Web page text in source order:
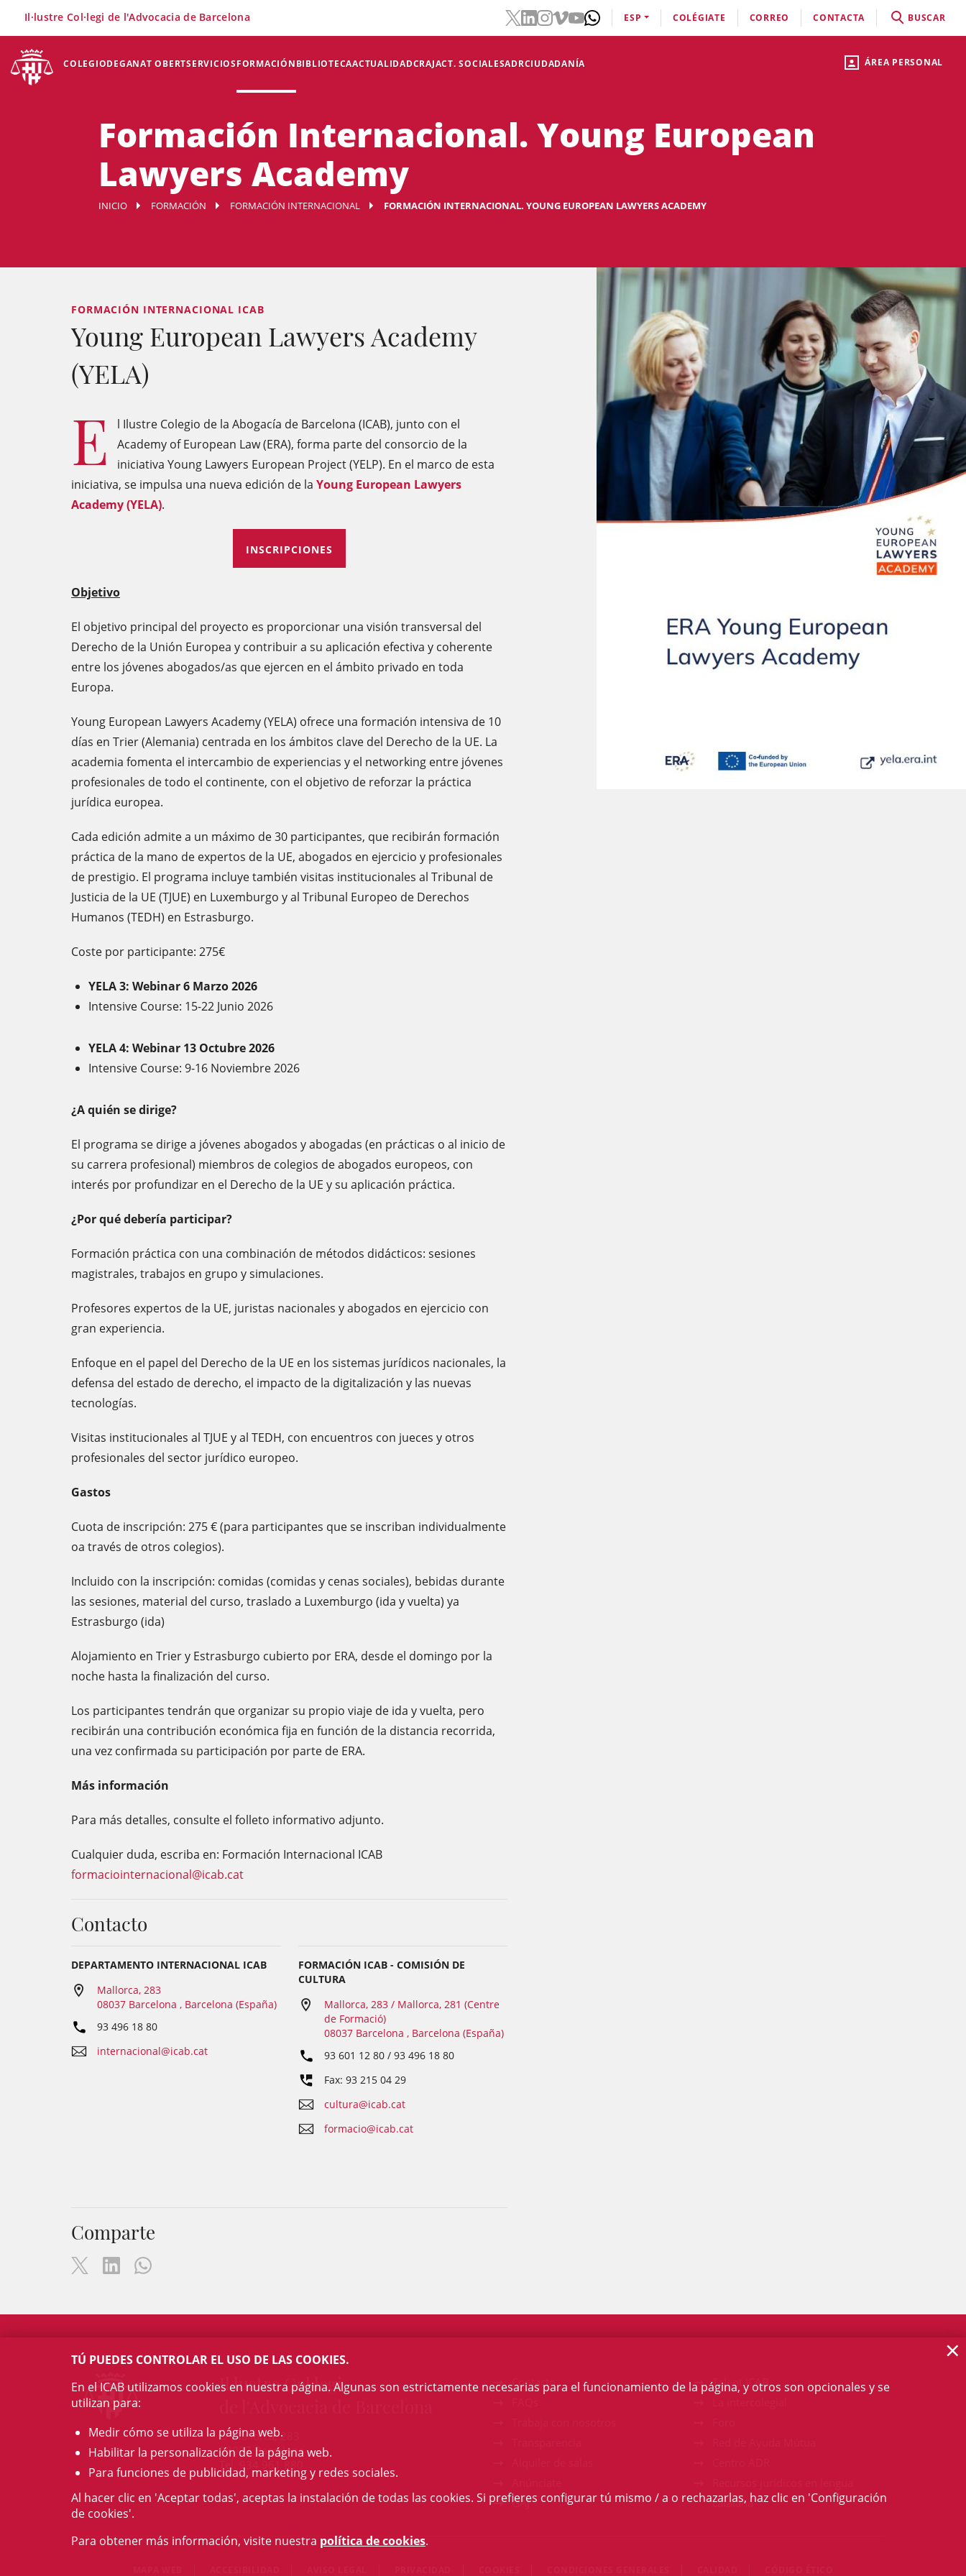
ÁREA PERSONAL
COLEGIODEGANAT OBERTSERVICIOSFORMACIÓNBIBLIOTECAACTUALIDADCRAJACT. SOCIALESADRCIUDADANÍA
Il·lustre Col·legi de l'Advocacia de Barcelona ESP COLÉGIATE CORREO CONTACTA BUSCAR
Formación Internacional. Young European
Lawyers Academy
INICIO FORMACIÓN FORMACIÓN INTERNACIONAL FORMACIÓN INTERNACIONAL. YOUNG EUROPEAN LAWYERS ACADEMY
FORMACIÓN INTERNACIONAL ICAB
Young European Lawyers Academy
(YELA)
E
l Ilustre Colegio de la Abogacía de Barcelona (ICAB), junto con el
Academy of European Law (ERA), forma parte del consorcio de la
iniciativa Young Lawyers European Project (YELP). En el marco de esta
iniciativa, se impulsa una nueva edición de la Young European Lawyers
Academy (YELA).
INSCRIPCIONES
Objetivo
El objetivo principal del proyecto es proporcionar una visión transversal del
Derecho de la Unión Europea y contribuir a su aplicación efectiva y coherente
entre los jóvenes abogados/as que ejercen en el ámbito privado en toda
Europa.
Young European Lawyers Academy (YELA) ofrece una formación intensiva de 10
días en Trier (Alemania) centrada en los ámbitos clave del Derecho de la UE. La
academia fomenta el intercambio de experiencias y el networking entre jóvenes
profesionales de todo el continente, con el objetivo de reforzar la práctica
jurídica europea.
Cada edición admite a un máximo de 30 participantes, que recibirán formación
práctica de la mano de expertos de la UE, abogados en ejercicio y profesionales
de prestigio. El programa incluye también visitas institucionales al Tribunal de
Justicia de la UE (TJUE) en Luxemburgo y al Tribunal Europeo de Derechos
Humanos (TEDH) en Estrasburgo.
Coste por participante: 275€
YELA 3: Webinar 6 Marzo 2026
Intensive Course: 15-22 Junio 2026
YELA 4: Webinar 13 Octubre 2026
Intensive Course: 9-16 Noviembre 2026
¿A quién se dirige?
El programa se dirige a jóvenes abogados y abogadas (en prácticas o al inicio de
su carrera profesional) miembros de colegios de abogados europeos, con
interés por profundizar en el Derecho de la UE y su aplicación práctica.
¿Por qué debería participar?
Formación práctica con una combinación de métodos didácticos: sesiones
magistrales, trabajos en grupo y simulaciones.
Profesores expertos de la UE, juristas nacionales y abogados en ejercicio con
gran experiencia.
Enfoque en el papel del Derecho de la UE en los sistemas jurídicos nacionales, la
defensa del estado de derecho, el impacto de la digitalización y las nuevas
tecnologías.
Visitas institucionales al TJUE y al TEDH, con encuentros con jueces y otros
profesionales del sector jurídico europeo.
Gastos
Cuota de inscripción: 275 € (para participantes que se inscriban individualmente
oa través de otros colegios).
Incluido con la inscripción: comidas (comidas y cenas sociales), bebidas durante
las sesiones, material del curso, traslado a Luxemburgo (ida y vuelta) ya
Estrasburgo (ida)
Alojamiento en Trier y Estrasburgo cubierto por ERA, desde el domingo por la
noche hasta la finalización del curso.
Los participantes tendrán que organizar su propio viaje de ida y vuelta, pero
recibirán una contribución económica fija en función de la distancia recorrida,
una vez confirmada su participación por parte de ERA.
Más información
Para más detalles, consulte el folleto informativo adjunto.
Cualquier duda, escriba en: Formación Internacional ICAB
formaciointernacional@icab.cat
Contacto
DEPARTAMENTO INTERNACIONAL ICAB
Mallorca, 283
08037 Barcelona , Barcelona (España)
93 496 18 80
internacional@icab.cat
FORMACIÓN ICAB - COMISIÓN DE
CULTURA
Mallorca, 283 / Mallorca, 281 (Centre
de Formació)
08037 Barcelona , Barcelona (España)
93 601 12 80 / 93 496 18 80
Fax: 93 215 04 29
cultura@icab.cat
formacio@icab.cat
Comparte
Il·lustre Col·legi
c/ Mallorca, 283
08037 Barcelona
Tel. 934 961 880
Contacto
GAJ
Talent ICAB
catalana
TÚ PUEDES CONTROLAR EL USO DE LAS COOKIES.
En el ICAB utilizamos cookies en nuestra página. Algunas son estrictamente necesarias para el funcionamiento de la página, y otros son opcionales y se
utilizan para:
Medir cómo se utiliza la página web.
Habilitar la personalización de la página web.
Para funciones de publicidad, marketing y redes sociales.
Al hacer clic en 'Aceptar todas', aceptas la instalación de todas las cookies. Si prefieres configurar tú mismo / a o rechazarlas, haz clic en 'Configuración
de cookies'.
Para obtener más información, visite nuestra política de cookies.
×